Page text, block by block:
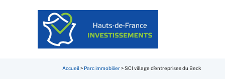
Accueil > Parc immobilier>SCI village d’entreprises du Beck